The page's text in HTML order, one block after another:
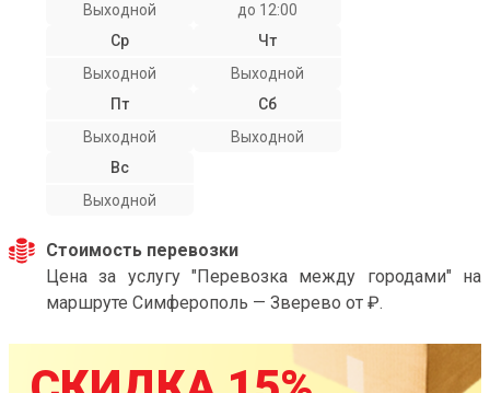
Выходной
до 12:00
Ср
Выходной
Чт
Выходной
Пт
Выходной
Сб
Выходной
Вс
Выходной
Стоимость перевозки
Цена за услугу "Перевозка между городами" на
маршруте Симферополь — Зверево от ₽.